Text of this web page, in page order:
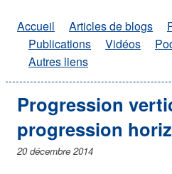
Accueil Articles de blogs
Publications
Vidéos
Autres liens
Progression
progression
20 décembre 2014